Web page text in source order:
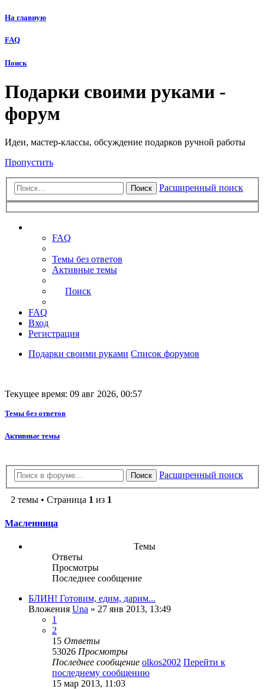
На главную
FAQ
Поиск
Подарки своими руками -
форум
Идеи, мастер-классы, обсуждение подарков ручной работы
Пропустить
Поиск Расширенный поиск
FAQ
Темы без ответов
Активные темы
Поиск
FAQ
Вход
Регистрация
Подарки своими руками Список форумов
Текущее время: 09 авг 2026, 00:57
Темы без ответов
Активные темы
Поиск Расширенный поиск
2 темы • Страница 1 из 1
Масленница
Темы
Ответы
Просмотры
Последнее сообщение
БЛИН! Готовим, едим, дарим...
Вложения Una » 27 янв 2013, 13:49
1
2
15 Ответы
53026 Просмотры
Последнее сообщение olkos2002 Перейти к
последнему сообщению
15 мар 2013, 11:03